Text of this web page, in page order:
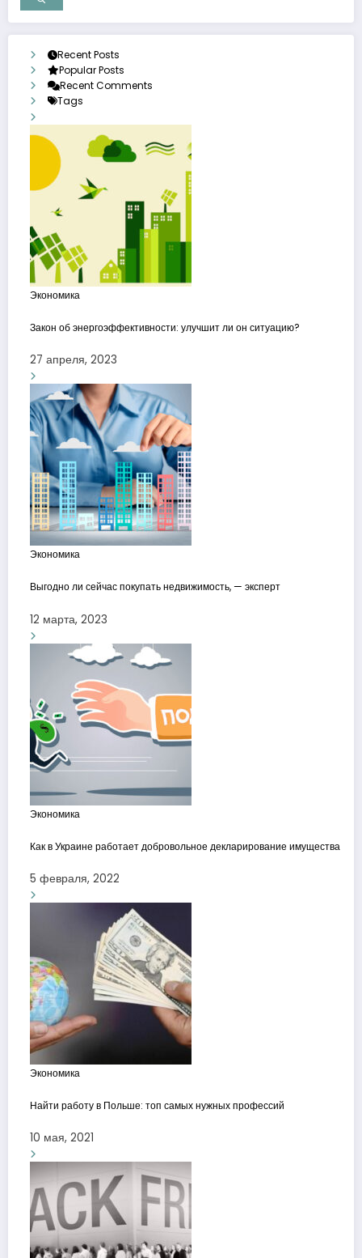
Recent Posts
Popular Posts
Recent Comments
Tags
Экономика
Закон об энергоэффективности: улучшит ли он ситуацию?
27 апреля, 2023
Экономика
Выгодно ли сейчас покупать недвижимость, — эксперт
12 марта, 2023
Экономика
Как в Украине работает добровольное декларирование имущества
5 февраля, 2022
Экономика
Найти работу в Польше: топ самых нужных профессий
10 мая, 2021